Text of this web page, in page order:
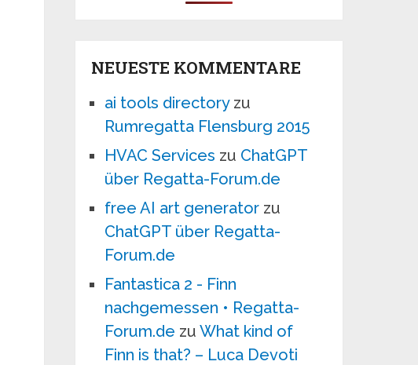
NEUESTE KOMMENTARE
ai tools directoryzu
Rumregatta Flensburg 2015
HVAC Services zu ChatGPT
über Regatta-Forum.de
free AI art generator zu
ChatGPT über Regatta-
Forum.de
Fantastica 2 - Finn
nachgemessen • Regatta-
Forum.de zuWhat kind of
Finn is that? – Luca Devoti